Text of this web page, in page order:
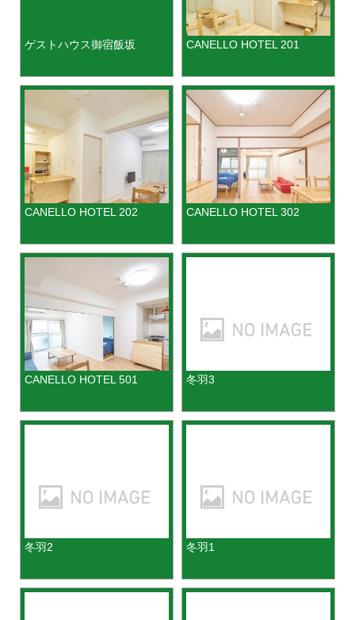
ゲストハウス御宿飯坂 CANELLO HOTEL 201
CANELLO HOTEL 202 CANELLO HOTEL 302
CANELLO HOTEL 501 冬羽3
冬羽2 冬羽1